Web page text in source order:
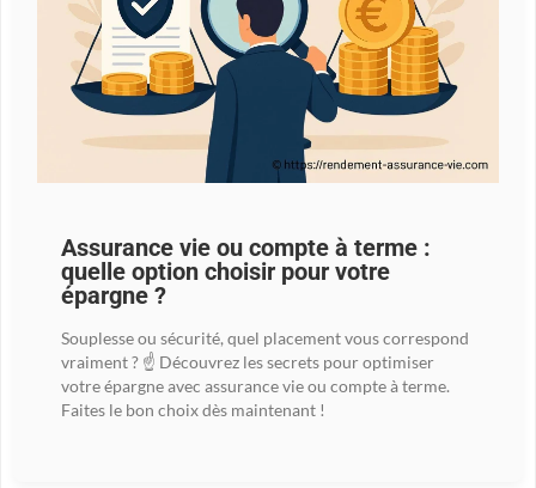
Assurance vie ou compte à terme :
quelle option choisir pour votre
épargne ?
Souplesse ou sécurité, quel placement vous correspond
vraiment ? ☝️ Découvrez les secrets pour optimiser
votre épargne avec assurance vie ou compte à terme.
Faites le bon choix dès maintenant !